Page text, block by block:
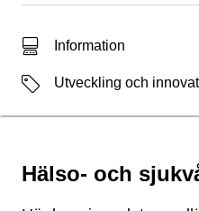
Typ av sökträff
Information
EtiketterUtveckling och
Hälso- och
Typ av sida